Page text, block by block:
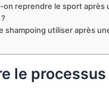
on reprendre le sport après
shampoing utiliser après
le processus